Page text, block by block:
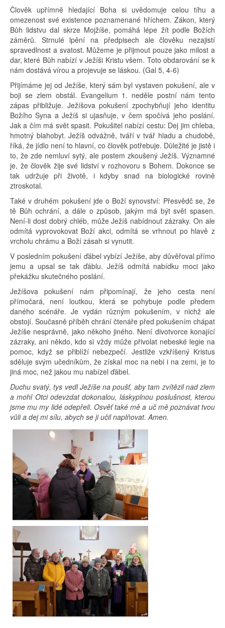
Člověk upřímně hledající Boha si uvědomuje celou tíhu a
omezenost své existence poznamenané hříchem. Zákon, který
Bůh lidstvu dal skrze Mojžíše, pomáhá lépe žít podle Božích
záměrů. Strnulé lpění na předpisech ale člověku nezajistí
spravedlnost a svatost. Můžeme je přijmout pouze jako milost a
dar, které Bůh nabízí v Ježíši Kristu všem. Toto obdarování se k
nám dostává vírou a projevuje se láskou. (Gal 5, 4-6)
Přijímáme jej od Ježíše, který sám byl vystaven pokušení, ale v
boji se zlem obstál. Evangelium 1. neděle postní nám tento
zápas přibližuje. Ježíšova pokušení zpochybňují jeho identitu
Božího Syna a Ježíš si ujasňuje, v čem spočívá jeho poslání.
Jak a čím má svět spasit. Pokušitel nabízí cestu: Dej jim chleba,
hmotný blahobyt. Ježíš odvážně, tváří v tvář hladu a chudobě,
říká, že jídlo není to hlavní, co člověk potřebuje. Důležité je jistě i
to, že zde nemluví sytý, ale postem zkoušený Ježíš. Významné
je, že člověk žije své lidství v rozhovoru s Bohem. Dokonce se
tak udržuje při životě, i kdyby snad na biologické rovině
ztroskotal.
Také v druhém pokušení jde o Boží synovství: Přesvědč se, že
tě Bůh ochrání, a dále o způsob, jakým má být svět spasen.
Není-li dost dobrý chléb, může Ježíš nabídnout zázraky. On ale
odmítá vyprovokovat Boží akci, odmítá se vrhnout po hlavě z
vrcholu chrámu a Boží zásah si vynutit.
V posledním pokušení ďábel vybízí Ježíše, aby důvěřoval přímo
jemu a upsal se tak ďáblu. Ježíš odmítá nabídku moci jako
překážku skutečného poslání.
Ježíšova pokušení nám připomínají, že jeho cesta není
přímočará, není loutkou, která se pohybuje podle předem
daného scénáře. Je vydán různým pokušením, v nichž ale
obstojí. Současně příběh chrání čtenáře před pokušením chápat
Ježíše nesprávně, jako někoho jiného. Není divotvorce konající
zázraky, ani někdo, kdo si vždy může přivolat nebeské legie na
pomoc, když se přiblíží nebezpečí. Jestliže vzkříšený Kristus
sděluje svým učedníkům, že získal moc na nebi i na zemi, je to
jiná moc, než jakou mu nabízel ďábel.
Duchu svatý, tys vedl Ježíše na poušť, aby tam zvítězil nad zlem
a mohl Otci odevzdat dokonalou, láskyplnou poslušnost, kterou
jsme mu my lidé odepřeli. Osvěť také mě a uč mě poznávat tvou
vůli a dej mi sílu, abych se ji učil naplňovat. Amen.